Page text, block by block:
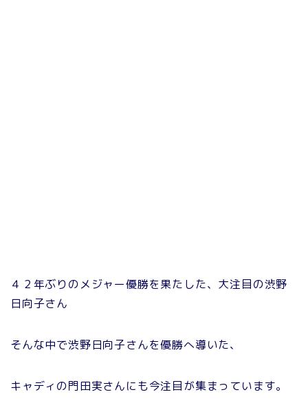
４２年ぶりのメジャー優勝を果たした、大注目の渋野
日向子さん
そんな中で渋野日向子さんを優勝へ導いた、
キャディの門田実さんにも今注目が集まっています。